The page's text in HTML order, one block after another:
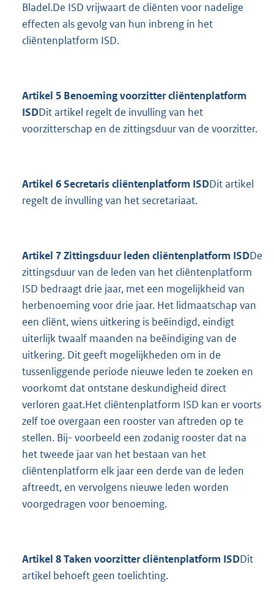
Bladel.De ISD vrijwaart de cliënten voor nadelige
effecten als gevolg van hun inbreng in het
cliëntenplatform ISD.
Artikel 5 Benoeming voorzitter cliëntenplatform
ISDDit artikel regelt de invulling van het
voorzitterschap en de zittingsduur van de voorzitter.
Artikel 6 Secretaris cliëntenplatform ISDDit artikel
regelt de invulling van het secretariaat.
Artikel 7 Zittingsduur leden cliëntenplatform ISDDe
zittingsduur van de leden van het cliëntenplatform
ISD bedraagt drie jaar, met een mogelijkheid van
herbenoeming voor drie jaar. Het lidmaatschap van
een cliënt, wiens uitkering is beëindigd, eindigt
uiterlijk twaalf maanden na beëindiging van de
uitkering. Dit geeft mogelijkheden om in de
tussenliggende periode nieuwe leden te zoeken en
voorkomt dat ontstane deskundigheid direct
verloren gaat.Het cliëntenplatform ISD kan er voorts
zelf toe overgaan een rooster van aftreden op te
stellen. Bij- voorbeeld een zodanig rooster dat na
het tweede jaar van het bestaan van het
cliëntenplatform elk jaar een derde van de leden
aftreedt, en vervolgens nieuwe leden worden
voorgedragen voor benoeming.
Artikel 8 Taken voorzitter cliëntenplatform ISDDit
artikel behoeft geen toelichting.